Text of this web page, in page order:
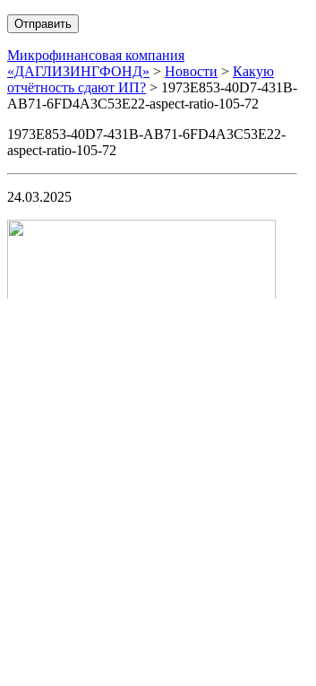
Микрофинансовая компания
«ДАГЛИЗИНГФОНД» > Новости > Какую
отчётность сдают ИП? > 1973E853-40D7-431B-
AB71-6FD4A3C53E22-aspect-ratio-105-72
1973E853-40D7-431B-AB71-6FD4A3C53E22-
aspect-ratio-105-72
24.03.2025